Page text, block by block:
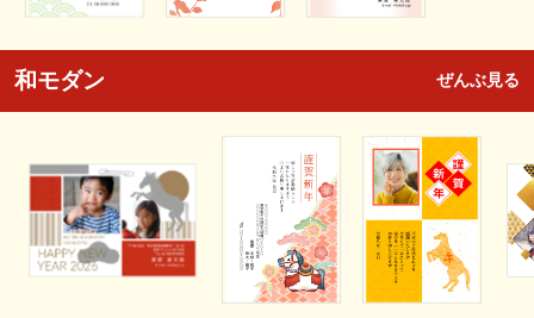
和モダン ぜんぶ見る